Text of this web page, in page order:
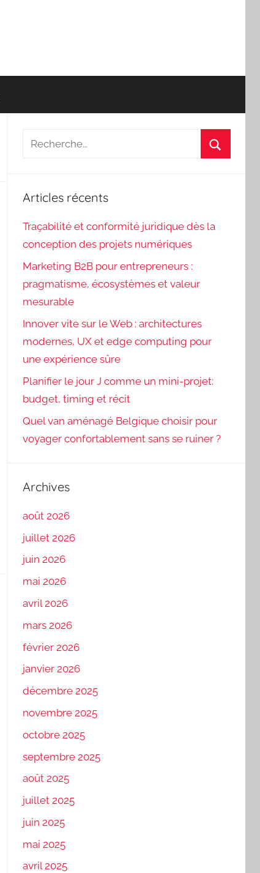
Recherche
Articles récents
Traçabilité et conformité juridique dès la
conception des projets numériques
Marketing B2B pour entrepreneurs :
pragmatisme, écosystèmes et valeur
mesurable
Innover vite sur le Web : architectures
modernes, UX et edge computing pour
une expérience sûre
Planifier le jour J comme un mini-projet:
budget, timing et récit
Quel van aménagé Belgique choisir pour
voyager confortablement sans se ruiner ?
Archives
août 2026
juillet 2026
juin 2026
mai 2026
avril 2026
mars 2026
février 2026
janvier 2026
décembre 2025
novembre 2025
octobre 2025
septembre 2025
août 2025
juillet 2025
juin 2025
mai 2025
avril 2025